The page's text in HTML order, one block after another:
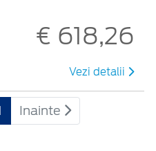
€ 618,26
Vezi detalii
Inainte